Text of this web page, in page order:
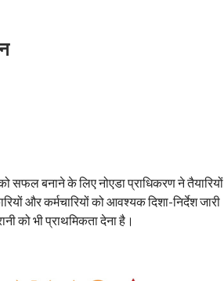
सफल बनाने के लिए नोएडा प्राधिकरण ने तैयारियों
और कर्मचारियों को आवश्यक दिशा-निर्देश जारी
को भी प्राथमिकता देना है।